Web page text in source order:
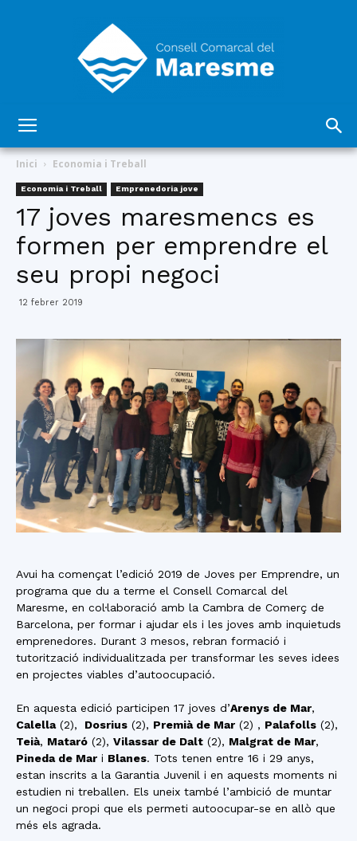
Comarcal
del
Inici Economia i Treball
Economia i Treball Emprenedoria jove
17 joves maresmencs es
formen per emprendre el
seu propi negoci
12 febrer 2019
Avui ha començat l’edició 2019 de Joves per Emprendre, un
programa que du a terme el Consell Comarcal del
Maresme, en col·laboració amb la Cambra de Comerç de
Barcelona, per formar i ajudar els i les joves amb inquietuds
emprenedores. Durant 3 mesos, rebran formació i
tutorització individualitzada per transformar les seves idees
en projectes viables d’autoocupació.
En aquesta edició participen 17 joves d’Arenys de Mar,
Calella(2), Dosrius (2), Premià de Mar (2) , Palafolls (2),
Teià, Mataró (2), Vilassar de Dalt (2), Malgrat de Mar,
Pineda de Mar i Blanes. Tots tenen entre 16 i 29 anys,
estan inscrits a la Garantia Juvenil i en aquests moments ni
estudien ni treballen. Els uneix també l’ambició de muntar
un negoci propi que els permeti autoocupar-se en allò que
més els agrada.